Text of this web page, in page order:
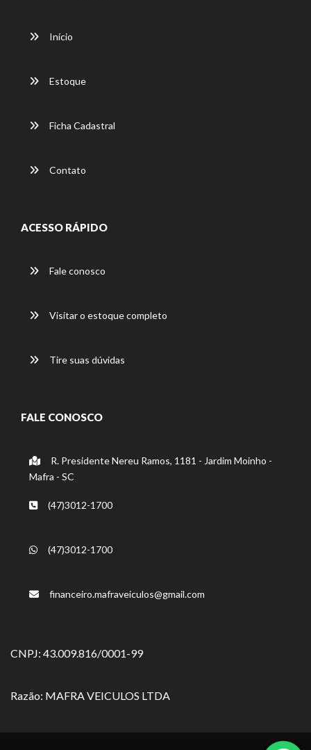
Início
Estoque
Ficha Cadastral
Contato
ACESSO RÁPIDO
Fale conosco
Visitar o estoque completo
Tire suas dúvidas
FALE CONOSCO
R. Presidente Nereu Ramos, 1181 - Jardim Moinho -
Mafra - SC
(47)3012-1700
(47)3012-1700
financeiro.mafraveiculos@gmail.com
CNPJ: 43.009.816/0001-99
Razão: MAFRA VEICULOS LTDA